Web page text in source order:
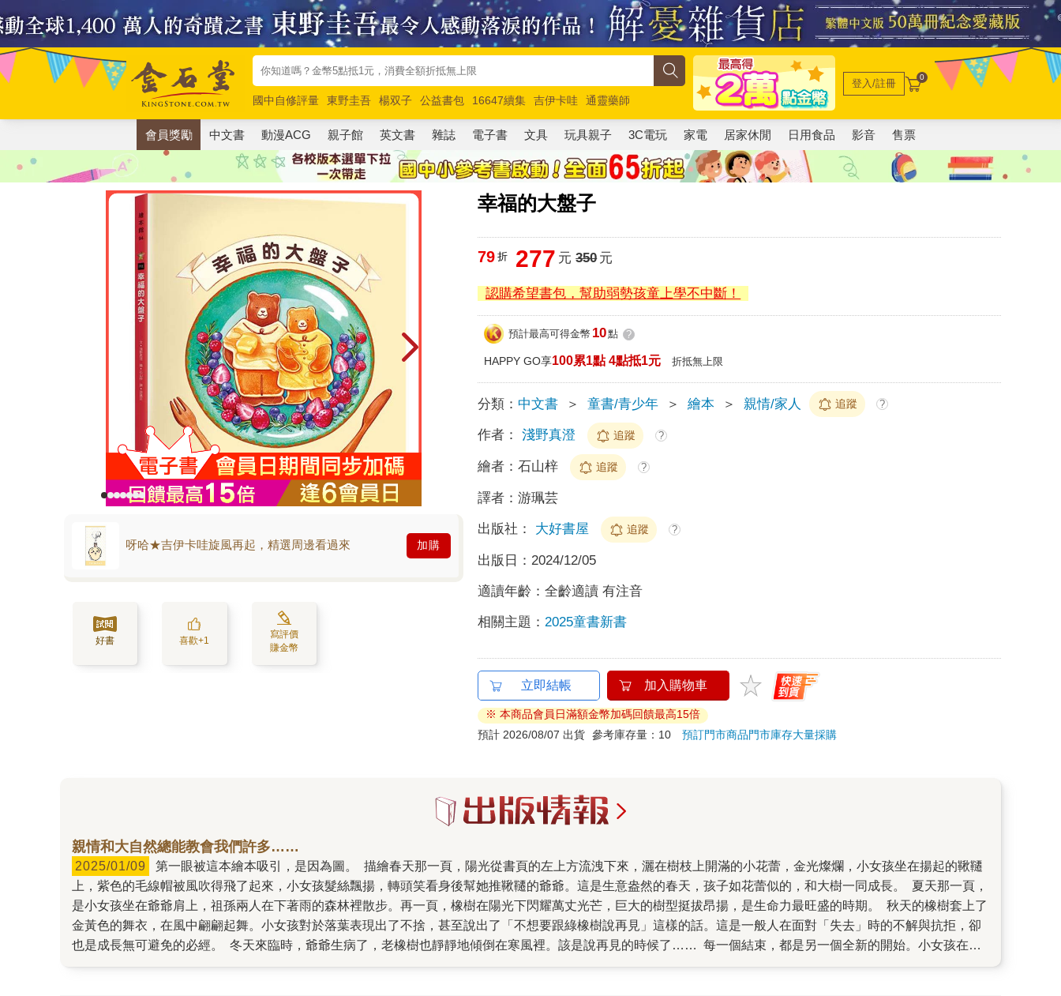
國中自修評量 東野圭吾 楊双子 公益書包 16647續集 吉伊卡哇
通靈藥師
唯紅花綻放
奧德賽 路邊攤新作 馬斯克 玩具總動員5 超慢跑
登入/註冊 0
會員獎勵 中文書 動漫ACG 親子館 英文書 雜誌 電子書 文具 玩具親子 3C電玩 家電 居家休閒 日用食品 影音 售票
幸福的大盤子
呀哈★吉伊卡哇旋風再起，精選周邊看過來 加購
好書 喜歡+1
寫評價
賺金幣
79 折 277 元 350元
認購希望書包，幫助弱勢孩童上學不中斷！
預計最高可得金幣 10點 ?
HAPPY GO享100累1點 4點抵1元 折抵無上限
分類： 中文書 ＞ 童書/青少年 ＞ 繪本 ＞ 親情/家人 追蹤 ?
作者： 淺野真澄 追蹤 ?
繪者：石山梓 追蹤 ?
譯者：游珮芸
出版社： 大好書屋 追蹤 ?
出版日： 2024/12/05
適讀年齡：全齡適讀 有注音
相關主題： 2025童書新書
立即結帳 加入購物車
※ 本商品會員日滿額金幣加碼回饋最高15倍
預計 2026/08/07 出貨 參考庫存量：10預訂門市商品門市庫存大量採購
親情和大自然總能教會我們許多……
2025/01/09
第一眼被這本繪本吸引，是因為圖。 描繪春天那一頁，陽光從書頁的左上方流洩下來，灑在樹枝上開滿的小花蕾，金光燦爛，小女孩坐在揚起的鞦韆
上，紫色的毛線帽被風吹得飛了起來，小女孩髮絲飄揚，轉頭笑看身後幫她推鞦韆的爺爺。這是生意盎然的春天，孩子如花蕾似的，和大樹一同成長。 夏天那一頁，
是小女孩坐在爺爺肩上，祖孫兩人在下著雨的森林裡散步。再一頁，橡樹在陽光下閃耀萬丈光芒，巨大的樹型挺拔昂揚，是生命力最旺盛的時期。 秋天的橡樹套上了
金黃色的舞衣，在風中翩翩起舞。小女孩對於落葉表現出了不捨，甚至說出了「不想要跟綠橡樹說再見」這樣的話。這是一般人在面對「失去」時的不解與抗拒，卻
也是成長無可避免的必經。 冬天來臨時，爺爺生病了，老橡樹也靜靜地傾倒在寒風裡。該是說再見的時候了…… 每一個結束，都是另一個全新的開始。小女孩在爺